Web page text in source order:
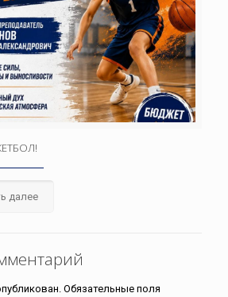
далее
Обязательные поля